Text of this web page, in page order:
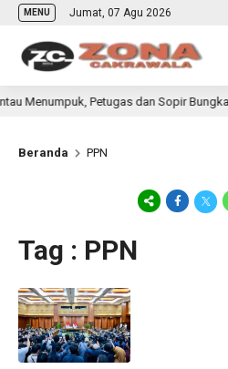
MENU Jumat, 07 Agu 2026
Menumpuk, Petugas dan Sopir Bungkam
Beranda PPN
Tag : PPN